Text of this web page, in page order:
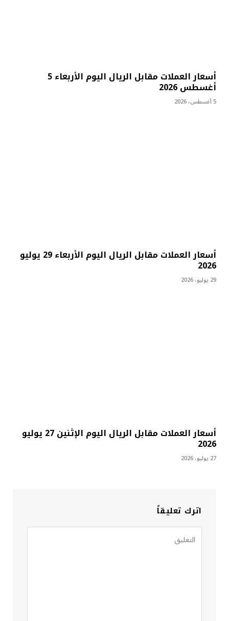
أسعار العملات مقابل الريال اليوم الأربعاء 5
أغسطس 2026
5 أغسطس، 2026
أسعار العملات مقابل الريال اليوم الأربعاء 29 يوليو
2026
29 يوليو، 2026
أسعار العملات مقابل الريال اليوم الإثنين 27 يوليو
2026
27 يوليو، 2026
اترك تعليقاً